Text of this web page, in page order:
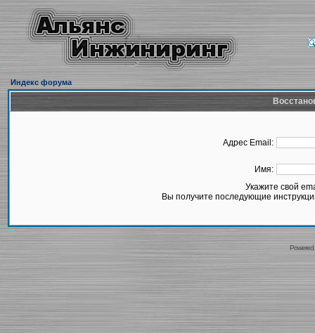
Индекс форума
Адрес Email:
Имя:
Укажите свой
Вы получите последующие